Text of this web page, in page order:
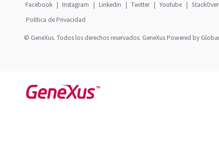
Facebook | Instagram | Linkedin | Twitter | Youtube |
Política de Privacidad
© GeneXus. Todos los derechos reservados. GeneXus Powered by